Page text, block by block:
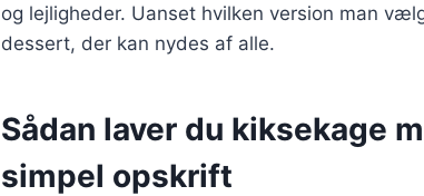
og lejligheder. Uanset hvilken version man
dessert, der kan nydes af alle.
Sådan laver du kiksekage
simpel opskrift